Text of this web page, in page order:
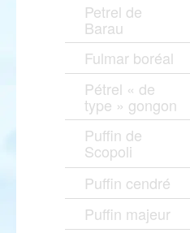
Petrel de
Barau
Fulmar boréal
Pétrel « de
type » gongon
Puffin de
Scopoli
Puffin cendré
Puffin majeur